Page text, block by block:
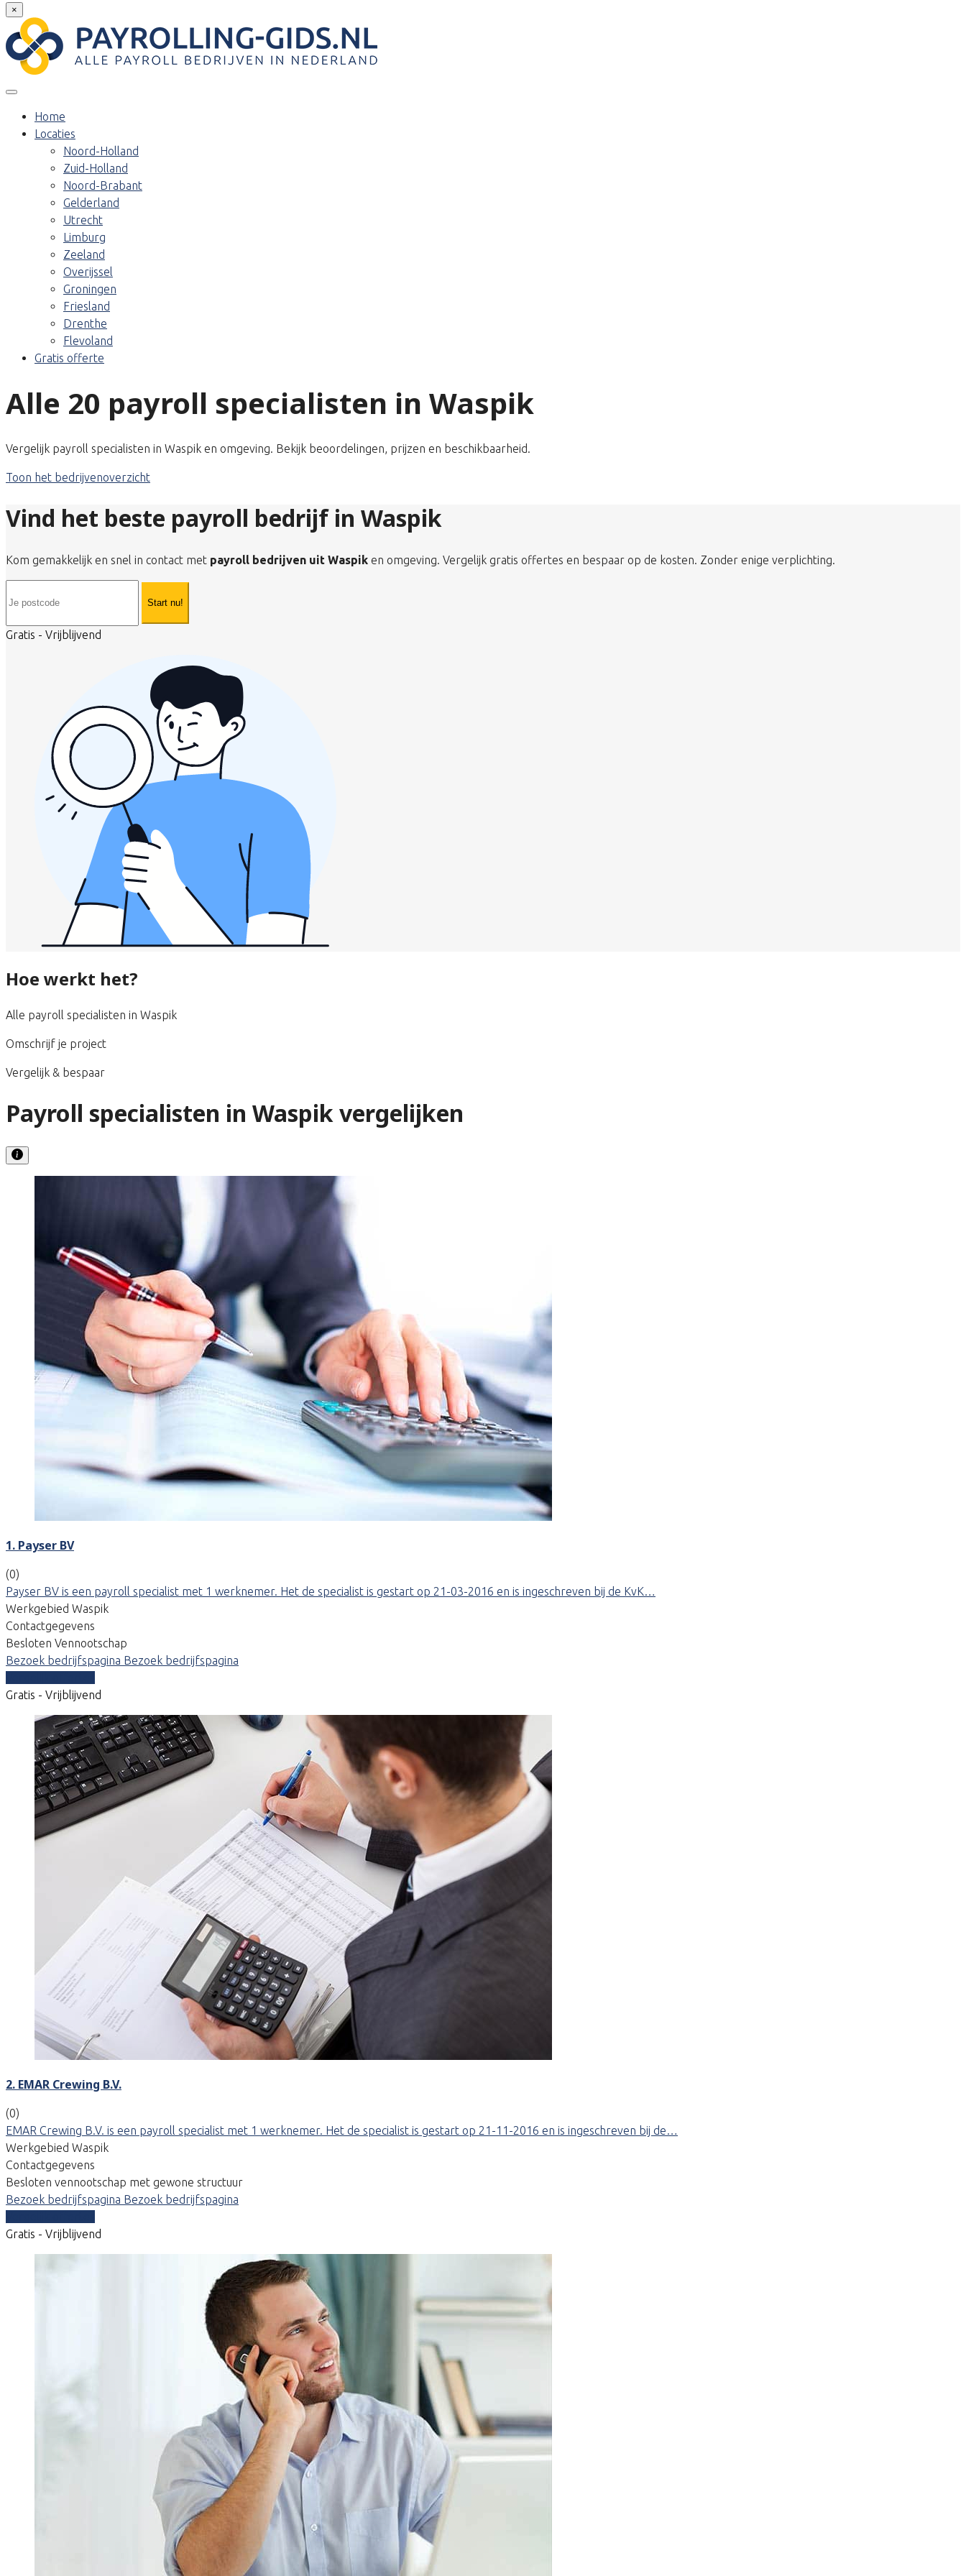
×
Home
Locaties
Noord-Holland
Zuid-Holland
Noord-Brabant
Gelderland
Utrecht
Limburg
Zeeland
Overijssel
Groningen
Friesland
Drenthe
Flevoland
Gratis offerte
Alle 20 payroll specialisten in Waspik
Vergelijk payroll specialisten in Waspik en omgeving. Bekijk beoordelingen, prijzen en beschikbaarheid.
Toon het bedrijvenoverzicht
Vind het beste payroll bedrijf in Waspik
Kom gemakkelijk en snel in contact met payroll bedrijven uit Waspik en omgeving. Vergelijk gratis offertes en bespaar op de kosten. Zonder enige verplichting.
Start nu!
Gratis - Vrijblijvend
Hoe werkt het?
Alle payroll specialisten in Waspik
Omschrijf je project
Vergelijk & bespaar
Payroll specialisten in Waspik vergelijken
1. Payser BV
(0)
Payser BV is een payroll specialist met 1 werknemer. Het de specialist is gestart op 21-03-2016 en is ingeschreven bij de KvK…
Werkgebied Waspik
Contactgegevens
Besloten Vennootschap
Bezoek bedrijfspagina Bezoek bedrijfspagina
Gratis - Vrijblijvend
2. EMAR Crewing B.V.
(0)
EMAR Crewing B.V. is een payroll specialist met 1 werknemer. Het de specialist is gestart op 21-11-2016 en is ingeschreven bij de…
Werkgebied Waspik
Contactgegevens
Besloten vennootschap met gewone structuur
Bezoek bedrijfspagina Bezoek bedrijfspagina
Gratis - Vrijblijvend